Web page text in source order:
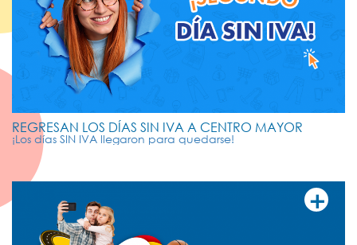
REGRESAN LOS DÍAS SIN IVA A CENTRO MAYOR
¡Los días SIN IVA llegaron para quedarse!
VER
+